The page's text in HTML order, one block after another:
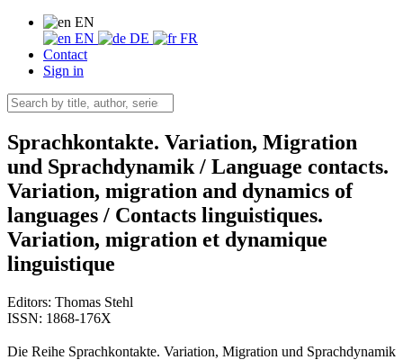
EN
EN
DE
FR
Contact
Sign in
Sprachkontakte. Variation, Migration
und Sprachdynamik / Language contacts.
Variation, migration and dynamics of
languages / Contacts linguistiques.
Variation, migration et dynamique
linguistique
Editors: Thomas Stehl
ISSN: 1868-176X
Die Reihe Sprachkontakte. Variation, Migration und Sprachdynamik